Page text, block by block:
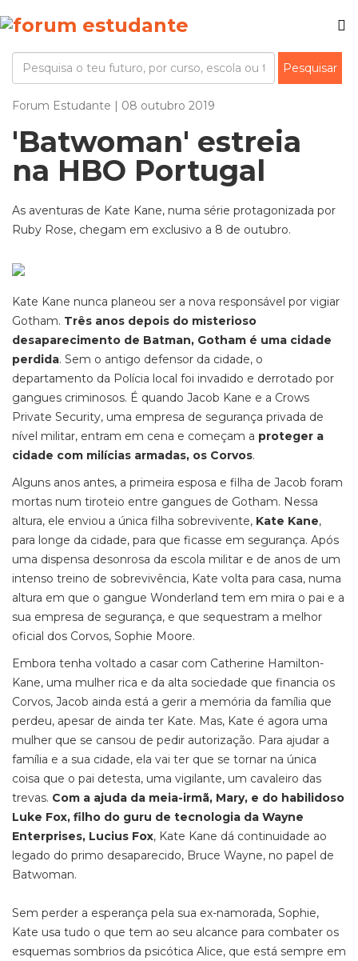
Forum Estudante | 08 outubro 2019
'Batwoman' estreia
na HBO Portugal
As aventuras de Kate Kane, numa série protagonizada por
Ruby Rose, chegam em exclusivo a 8 de outubro.
Kate Kane nunca planeou ser a nova responsável por vigiar
Gotham. Três anos depois do misterioso
desaparecimento de Batman, Gotham é uma cidade
perdida. Sem o antigo defensor da cidade, o
departamento da Polícia local foi invadido e derrotado por
gangues criminosos. É quando Jacob Kane e a Crows
Private Security, uma empresa de segurança privada de
nível militar, entram em cena e começam a proteger a
cidade com milícias armadas, os Corvos.
Alguns anos antes, a primeira esposa e filha de Jacob foram
mortas num tiroteio entre gangues de Gotham. Nessa
altura, ele enviou a única filha sobrevivente, Kate Kane,
para longe da cidade, para que ficasse em segurança. Após
uma dispensa desonrosa da escola militar e de anos de um
intenso treino de sobrevivência, Kate volta para casa, numa
altura em que o gangue Wonderland tem em mira o pai e a
sua empresa de segurança, e que sequestram a melhor
oficial dos Corvos, Sophie Moore.
Embora tenha voltado a casar com Catherine Hamilton-
Kane, uma mulher rica e da alta sociedade que financia os
Corvos, Jacob ainda está a gerir a memória da família que
perdeu, apesar de ainda ter Kate. Mas, Kate é agora uma
mulher que se cansou de pedir autorização. Para ajudar a
família e a sua cidade, ela vai ter que se tornar na única
coisa que o pai detesta, uma vigilante, um cavaleiro das
trevas. Com a ajuda da meia-irmã, Mary, e do habilidoso
Luke Fox, filho do guru de tecnologia da Wayne
Enterprises, Lucius Fox, Kate Kane dá continuidade ao
legado do primo desaparecido, Bruce Wayne, no papel de
Batwoman.
Sem perder a esperança pela sua ex-namorada, Sophie,
Kate usa tudo o que tem ao seu alcance para combater os
esquemas sombrios da psicótica Alice, que está sempre em